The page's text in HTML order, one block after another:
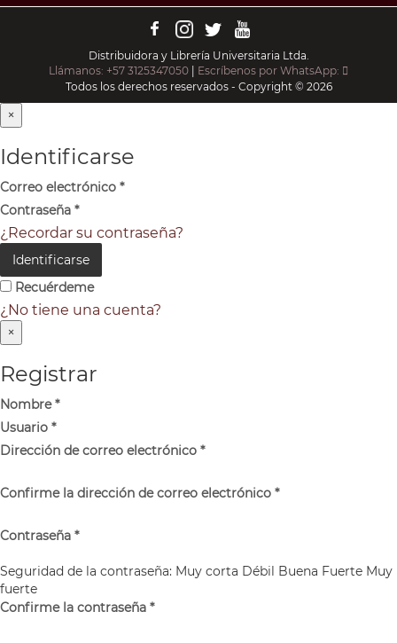
Distribuidora y Librería Universitaria Ltda.
Llámanos: +57 3125347050 | Escríbenos por WhatsApp:
Todos los derechos reservados - Copyright © 2026
×
Identificarse
Correo electrónico *
Contraseña *
¿Recordar su contraseña?
Identificarse
Recuérdeme
¿No tiene una cuenta?
×
Registrar
Nombre*
Usuario *
Dirección de correo electrónico *
Confirme la dirección de correo electrónico *
Contraseña *
Seguridad de la contraseña: Muy corta Débil Buena Fuerte Muy
fuerte
Confirme la contraseña *